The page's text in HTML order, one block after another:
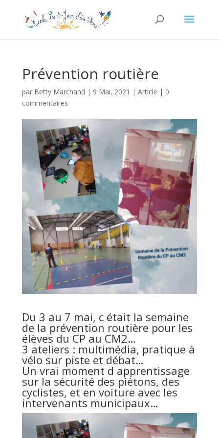
Prévention routière
par Betty Marchand | 9 Mai, 2021 | Article | 0
commentaires
Du 3 au 7 mai, c était la semaine
de la prévention routière pour les
élèves du CP au CM2…
3 ateliers : multimédia, pratique à
vélo sur piste et débat…
Un vrai moment d apprentissage
sur la sécurité des piétons, des
cyclistes, et en voiture avec les
intervenants municipaux…